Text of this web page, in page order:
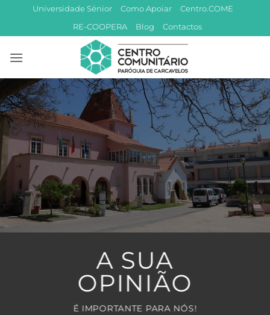
content
Universidade Sénior Como Apoiar
Centro.COME
RE-COOPERA
Blog Contactos
A SUA
OPINIÃO
É IMPORTANTE PARA NÓS!